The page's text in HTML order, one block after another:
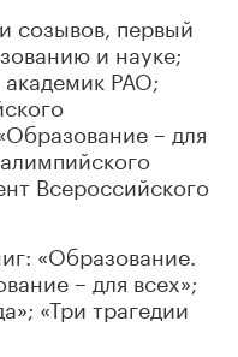
созывов, первый
и науке;
РАО;
– для
Всероссийского
«Образование.
– для всех»;
«Три трагедии